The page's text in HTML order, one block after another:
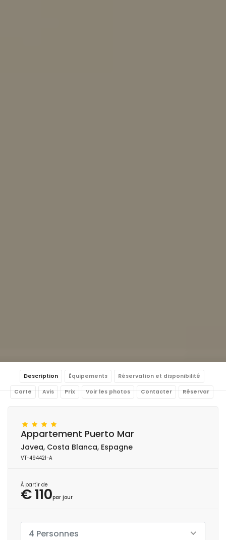
Description Équipements Réservation et disponibilité
Carte Avis Prix Voir les photos Contacter Réservar
Appartement Puerto Mar
Javea, Costa Blanca, Espagne
VT-494421-A
À partir de
€ 110par jour
4 Personnes